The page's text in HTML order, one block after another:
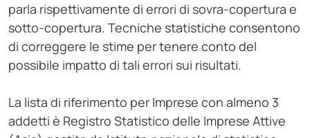
parla rispettivamente di errori di sovra-copertura e
sotto-copertura. Tecniche statistiche consentono
di correggere le stime per tenere conto del
possibile impatto di tali errori sui risultati.
La lista di riferimento per Imprese con almeno 3
addetti è Registro Statistico delle Imprese Attive